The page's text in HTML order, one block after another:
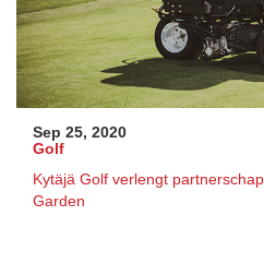
Sep 25, 2020
Golf
Kytäjä Golf verlengt
Garden